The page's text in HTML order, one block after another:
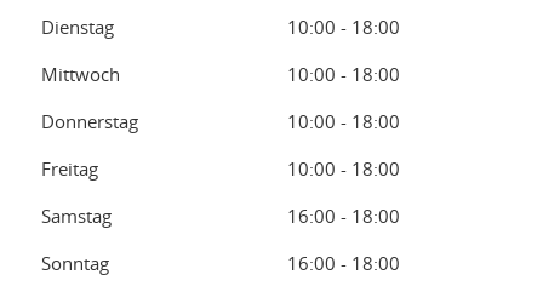
Dienstag
10:00 - 18:00
Mittwoch
10:00 - 18:00
Donnerstag
10:00 - 18:00
Freitag
10:00 - 18:00
Samstag
16:00 - 18:00
Sonntag
16:00 - 18:00